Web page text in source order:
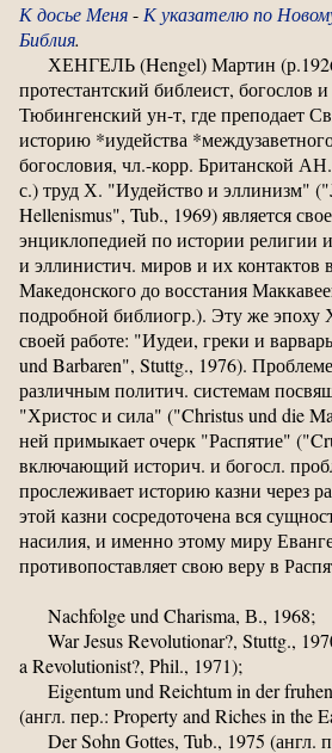
К досье Меня- К указателю по
Библия.
ХЕНГЕЛЬ (Hengel) Мартин
протестантский библеист, богослов
Тюбингенский ун-т, где преподает
историю *иудейства
богословия, чл.-корр. Британской
с.) труд Х. "Иудейство и эллинизм"
Hellenismus", Tub., 1969) является
энциклопедией по истории религии
и эллинистич. миров и их контактов
Македонского до восстания
подробной библиогр.). Эту же эпоху
своей работе: "Иудеи, греки и
und Barbaren", Stuttg., 1976).
различным политич. системам
"Христос и сила" ("Christus und die
ней примыкает очерк "Распятие"
включающий историч. и богосл.
прослеживает историю казни через
этой казни сосредоточена вся
насилия, и именно этому миру
противопоставляет свою веру в
Nachfolge und Charisma, В., 1968;
War Jesus Revolutionar?, Stuttg.,
a Revolutionist?, Phil., 1971);
Eigentum und Reichtum in der
(англ. пер.: Property and Riches in the
Der Sohn Gottes, Tub., 1975 (англ.